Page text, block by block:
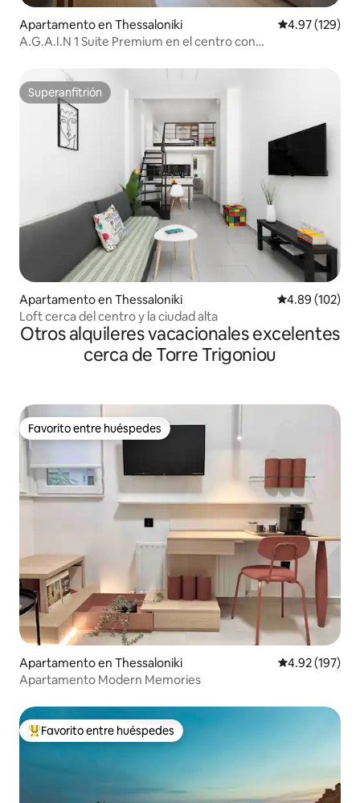
Apartamento en Thessaloniki Calificación
4.97 (129)
A.G.A.I.N 1 Suite Premium en el centro con
Superanfitrión
Superanfitrión
Apartamento en Thessaloniki Calificación
4.89 (102)
Loft cerca del centro y la ciudad alta
Otros alquileres vacacionales excelentes
cerca de Torre Trigoniou
Favorito entre huéspedes
Favorito entre huéspedes
Apartamento en Thessaloniki Calificación
4.92 (197)
Apartamento Modern Memories
Favorito entre huéspedes preferido
Favorito entre huéspedes